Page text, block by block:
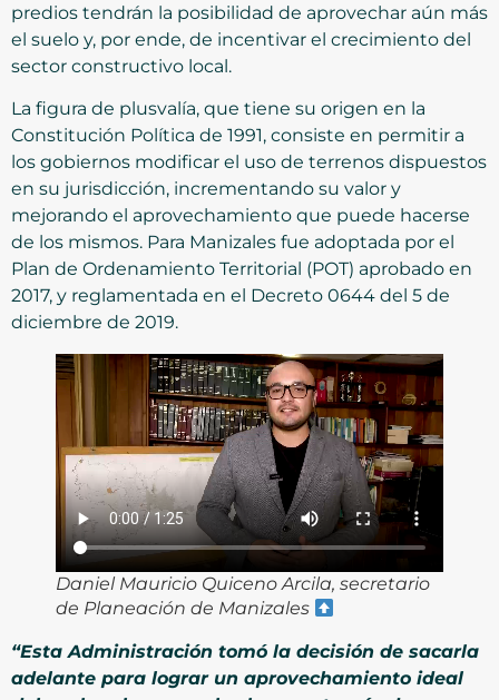
predios tendrán la posibilidad de aprovechar aún más
el suelo y, por ende, de incentivar el crecimiento del
sector constructivo local.
La figura de plusvalía, que tiene su origen en la
Constitución Política de 1991, consiste en permitir a
los gobiernos modificar el uso de terrenos dispuestos
en su jurisdicción, incrementando su valor y
mejorando el aprovechamiento que puede hacerse
de los mismos. Para Manizales fue adoptada por el
Plan de Ordenamiento Territorial (POT) aprobado en
2017, y reglamentada en el Decreto 0644 del 5 de
diciembre de 2019.
Daniel Mauricio Quiceno Arcila, secretario
de Planeación de Manizales
“Esta Administración tomó la decisión de sacarla
adelante para lograr un aprovechamiento ideal